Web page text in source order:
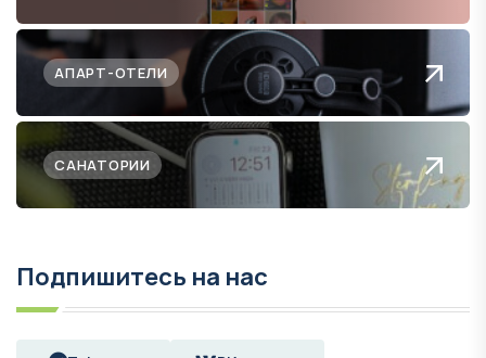
АПАРТ-ОТЕЛИ
САНАТОРИИ
Подпишитесь на нас